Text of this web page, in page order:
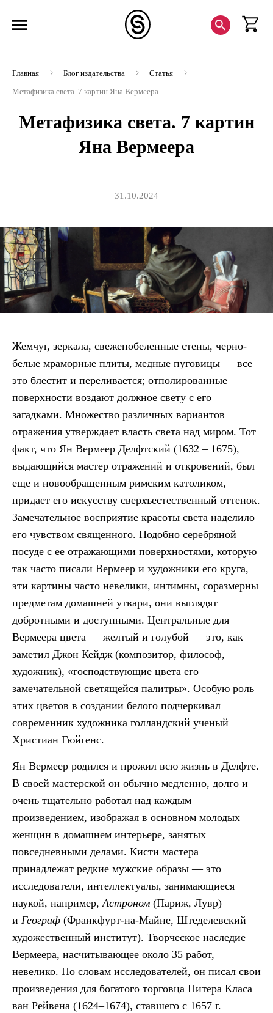
Главная Блог издательства
Статья
Метафизика света. 7 картин Яна Вермеера
Метафизика света. 7 картин
Яна Вермеера
31.10.2024
Жемчуг, зеркала, свежепобеленные стены, черно-
белые мраморные плиты, медные пуговицы — все
это блестит и переливается; отполированные
поверхности воздают должное свету с его
загадками. Множество различных вариантов
отражения утверждает власть света над миром. Тот
факт, что Ян Вермеер Делфтский (1632 – 1675),
выдающийся мастер отражений и откровений, был
еще и новообращенным римским католиком,
придает его искусству сверхъестественный оттенок.
Замечательное восприятие красоты света наделило
его чувством священного. Подобно серебряной
посуде с ее отражающими поверхностями, которую
так часто писали Вермеер и художники его круга,
эти картины часто невелики, интимны, соразмерны
предметам домашней утвари, они выглядят
добротными и доступными. Центральные для
Вермеера цвета — желтый и голубой — это, как
заметил Джон Кейдж (композитор, философ,
художник), «господствующие цвета его
замечательной светящейся палитры». Особую роль
этих цветов в создании белого подчеркивал
современник художника голландский ученый
Христиан Гюйгенс.
Ян Вермеер родился и прожил всю жизнь в Делфте.
В своей мастерской он обычно медленно, долго и
очень тщательно работал над каждым
произведением, изображая в основном молодых
женщин в домашнем интерьере, занятых
повседневными делами. Кисти мастера
принадлежат редкие мужские образы — это
исследователи, интеллектуалы, занимающиеся
наукой, например,Астроном (Париж, Лувр)
и Географ (Франкфурт-на-Майне, Штеделевский
художественный институт). Творческое наследие
Вермеера, насчитывающее около 35 работ,
невелико. По словам исследователей, он писал свои
произведения для богатого торговца Питера Класа
ван Рейвена (1624–1674), ставшего с 1657 г.